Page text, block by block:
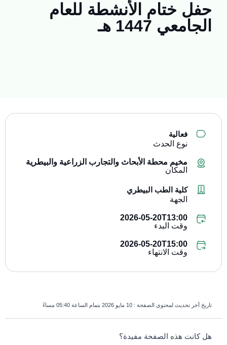
حفل ختام الأنشطة للعام
الجامعي 1447 هـ
فعالية
نوع الحدث
مخيم محطة الأبحاث والتجارب الزراعية والبيطرية
المكان
كلية الطب البيطري
الجهة
2026-05-20T13:00
وقت البدء
2026-05-20T15:00
وقت الانتهاء
تاريخ آخر تحديث لمحتوى الصفحة : 10 مايو 2026 بتمام الساعة 05:40 مساءً
survey_v2
هل كانت هذه الصفحة مفيدة؟